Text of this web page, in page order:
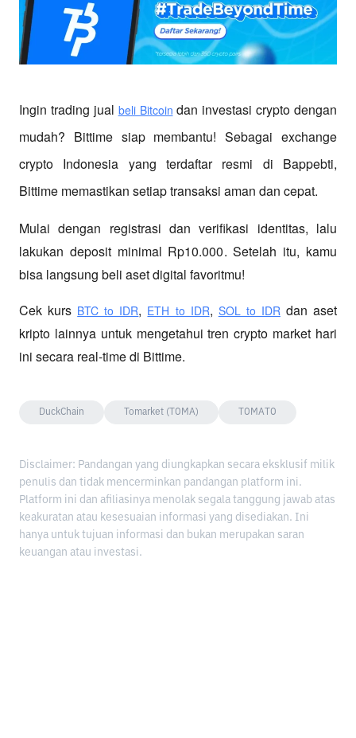
Ingin trading jual beli Bitcoin dan investasi crypto dengan
mudah? Bittime siap membantu! Sebagai exchange
crypto Indonesia yang terdaftar resmi di Bappebti,
Bittime memastikan setiap transaksi aman dan cepat.
Mulai dengan registrasi dan verifikasi identitas, lalu
lakukan deposit minimal Rp10.000. Setelah itu, kamu
bisa langsung beli aset digital favoritmu!
Cek kurs BTC to IDR, ETH to IDR, SOL to IDR dan aset
kripto lainnya untuk mengetahui tren crypto market hari
ini secara real-time di Bittime.
DuckChain Tomarket (TOMA) TOMATO
Disclaimer: Pandangan yang diungkapkan secara eksklusif milik
penulis dan tidak mencerminkan pandangan platform ini.
Platform ini dan afiliasinya menolak segala tanggung jawab atas
keakuratan atau kesesuaian informasi yang disediakan. Ini
hanya untuk tujuan informasi dan bukan merupakan saran
keuangan atau investasi.